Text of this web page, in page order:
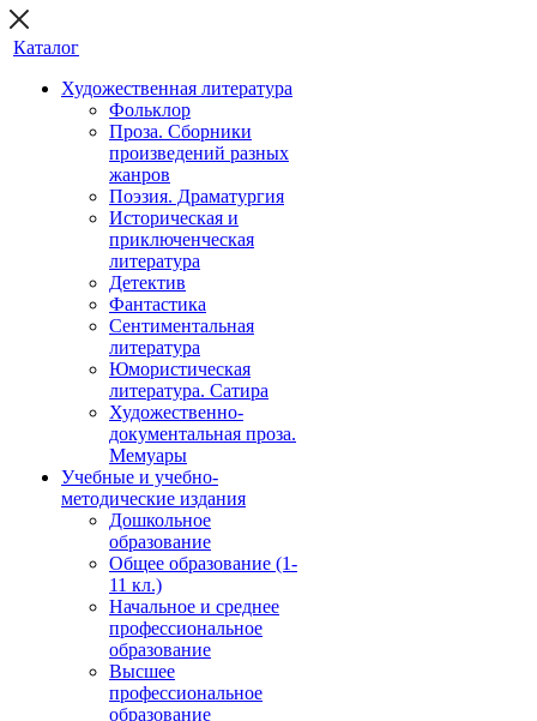
Каталог
Художественная литература
Фольклор
Проза. Сборники
произведений разных
жанров
Поэзия. Драматургия
Историческая и
приключенческая
литература
Детектив
Фантастика
Сентиментальная
литература
Юмористическая
литература. Сатира
Художественно-
документальная проза.
Мемуары
Учебные и учебно-
методические издания
Дошкольное
образование
Общее образование (1-
11 кл.)
Начальное и среднее
профессиональное
образование
Высшее
профессиональное
образование